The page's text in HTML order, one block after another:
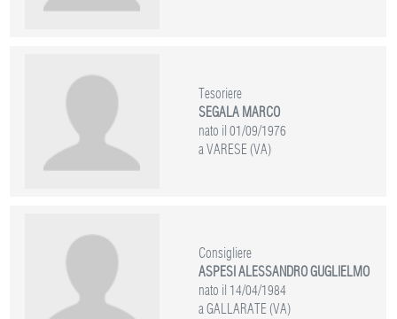
Tesoriere
SEGALA MARCO
nato il 01/09/1976
a VARESE (VA)
Consigliere
ASPESI ALESSANDRO GUGLIELMO
nato il 14/04/1984
a GALLARATE (VA)